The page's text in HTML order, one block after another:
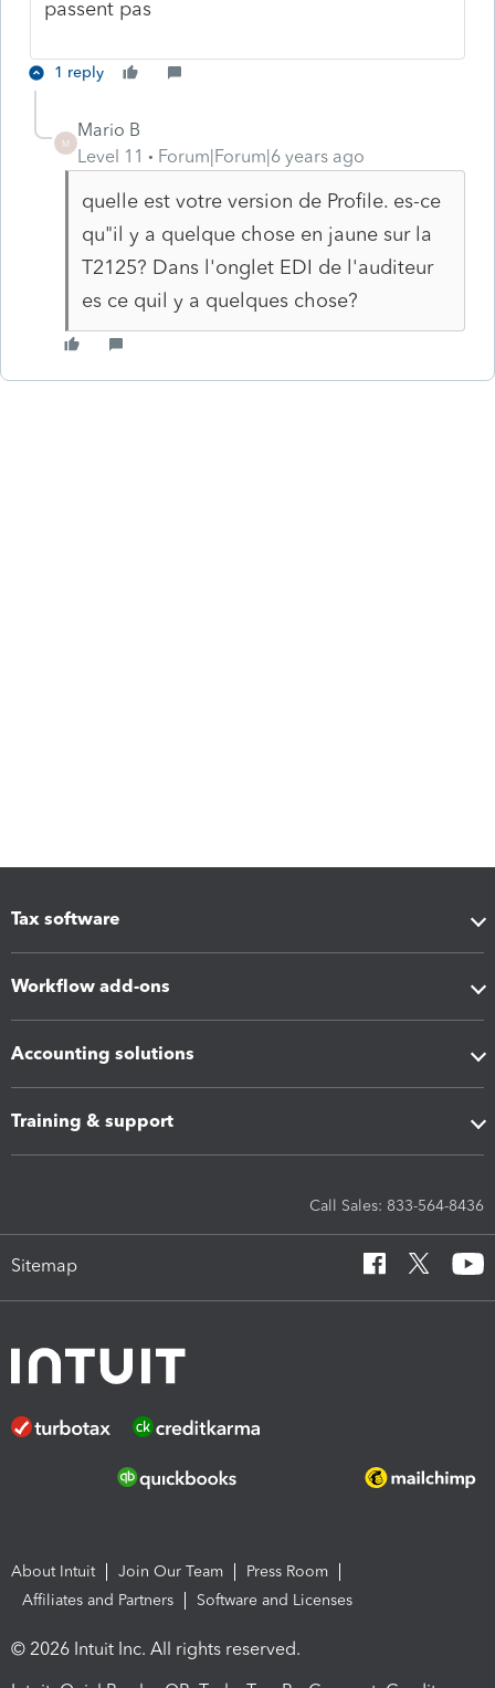
passent pas
1 reply
M
Mario B
Level 11
Forum|Forum|6 years ago
quelle est votre version de Profile. es-ce
qu"il y a quelque chose en jaune sur la
T2125? Dans l'onglet EDI de l'auditeur
es ce quil y a quelques chose?
Tax software
Workflow add-ons
Accounting solutions
Training & support
Call Sales: 833-564-8436
Sitemap
About Intuit Join Our Team
Press Room
Affiliates and Partners
Software and Licenses
© 2026 Intuit Inc. All rights reserved.